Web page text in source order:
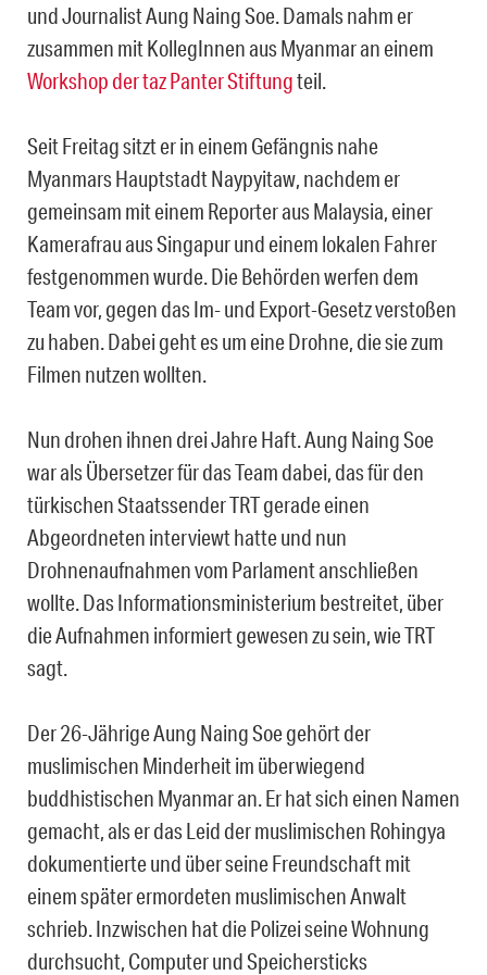
und Journalist Aung Naing Soe. Damals nahm er
zusammen mit KollegInnen aus Myanmar an einem
Workshop der taz Panter Stiftungteil.
Seit Freitag sitzt er in einem Gefängnis nahe
Myanmars Hauptstadt Naypyitaw, nachdem er
gemeinsam mit einem Reporter aus Malaysia, einer
Kamerafrau aus Singapur und einem lokalen Fahrer
festgenommen wurde. Die Behörden werfen dem
Team vor, gegen das Im- und Export-Gesetz verstoßen
zu haben. Dabei geht es um eine Drohne, die sie zum
Filmen nutzen wollten.
Nun drohen ihnen drei Jahre Haft. Aung Naing Soe
war als Übersetzer für das Team dabei, das für den
türkischen Staatssender TRT gerade einen
Abgeordneten interviewt hatte und nun
Drohnenaufnahmen vom Parlament anschließen
wollte. Das Informationsministerium bestreitet, über
die Aufnahmen informiert gewesen zu sein, wie TRT
sagt.
Der 26-Jährige Aung Naing Soe gehört der
muslimischen Minderheit im überwiegend
buddhistischen Myanmar an. Er hat sich einen Namen
gemacht, als er das Leid der muslimischen Rohingya
dokumentierte und über seine Freundschaft mit
einem später ermordeten muslimischen Anwalt
schrieb. Inzwischen hat die Polizei seine Wohnung
durchsucht, Computer und Speichersticks